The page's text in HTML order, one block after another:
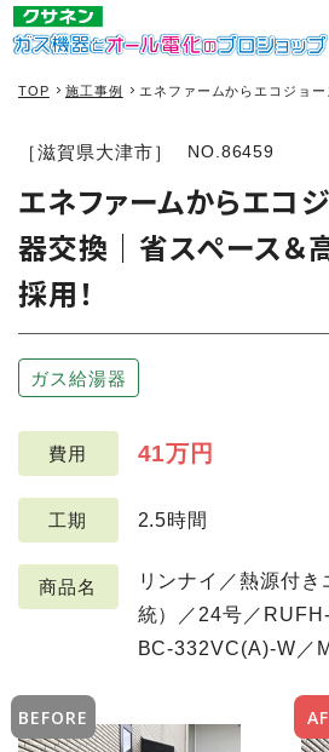
TOP 施工事例 エネファームからエコジョ
［滋賀県大津市］ NO.86459
エネファームからエコ
器交換｜省スペース＆
採用！
ガス給湯器
費用 41万円
工期 2.5時間
商品名
リンナイ／熱源付
統）／24号／
BC-332VC(A)-W／
BEFORE